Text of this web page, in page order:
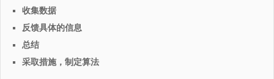
收集数据
反馈具体的信息
总结
采取措施，制定算法